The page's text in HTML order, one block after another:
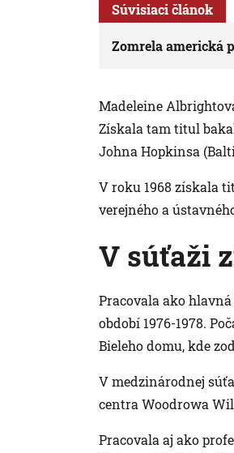
Súvisiaci článok
Zomrela americká
Madeleine
Získala tam titul
Johna Hopkinsa
V roku 1968 získala
verejného a
V súťaži
Pracovala ako
období 1976-1978.
Bieleho domu, kde
V medzinárodnej
centra Woodrowa
Pracovala aj ako